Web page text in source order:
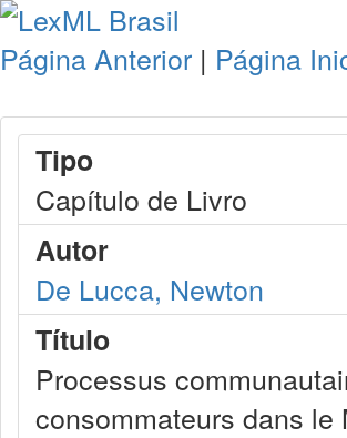
Página Anterior | Página
Tipo
Capítulo de Livro
Autor
De Lucca, Newton
Título
Processus
consommateurs dans le